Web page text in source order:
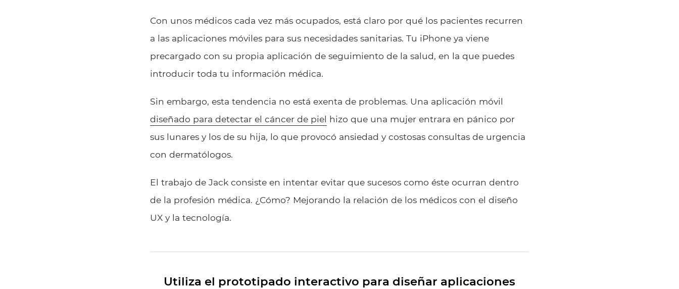
Con unos médicos cada vez más ocupados, está claro por qué los pacientes recurren
a las aplicaciones móviles para sus necesidades sanitarias. Tu iPhone ya viene
precargado con su propia aplicación de seguimiento de la salud, en la que puedes
introducir toda tu información médica.
Sin embargo, esta tendencia no está exenta de problemas. Una aplicación móvil
diseñado para detectar el cáncer de piel hizo que una mujer entrara en pánico por
sus lunares y los de su hija, lo que provocó ansiedad y costosas consultas de urgencia
con dermatólogos.
El trabajo de Jack consiste en intentar evitar que sucesos como éste ocurran dentro
de la profesión médica. ¿Cómo? Mejorando la relación de los médicos con el diseño
UX y la tecnología.
Utiliza el prototipado interactivo para diseñar aplicaciones